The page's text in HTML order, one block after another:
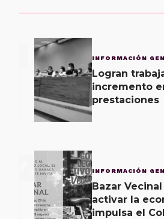
INFORMACIÓN
Logran
incremento
prestaciones
2 INFORMACIÓN
Bazar
activar la
impulsa el